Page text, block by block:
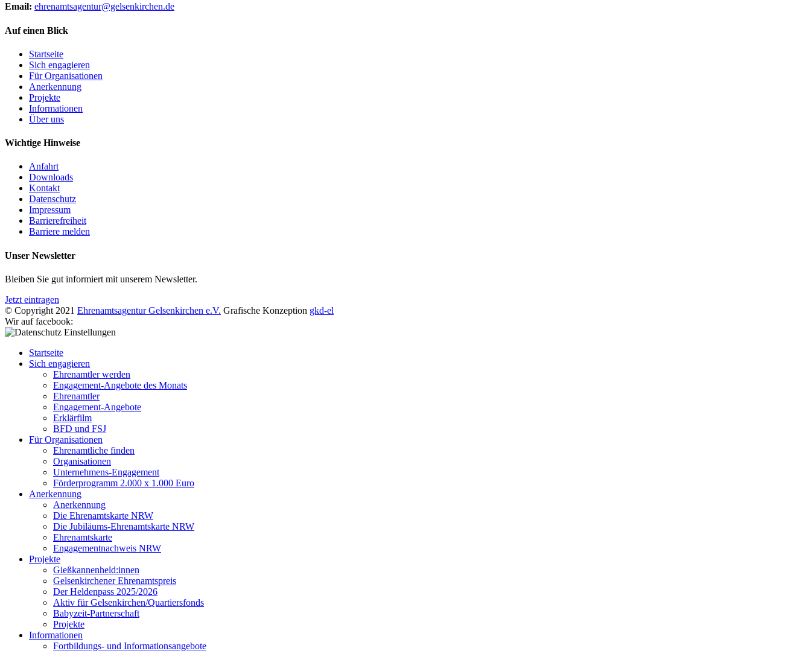
Email: ehrenamtsagentur@gelsenkirchen.de
Auf einen Blick
Startseite
Sich engagieren
Für Organisationen
Anerkennung
Projekte
Informationen
Über uns
Wichtige Hinweise
Anfahrt
Downloads
Kontakt
Datenschutz
Impressum
Barrierefreiheit
Barriere melden
Unser Newsletter
Bleiben Sie gut informiert mit unserem Newsletter.
Jetzt eintragen
© Copyright 2021 Ehrenamtsagentur Gelsenkirchen e.V. Grafische Konzeption gkd-el
Wir auf facebook:
Startseite
Sich engagieren
Ehrenamtler werden
Engagement-Angebote des Monats
Ehrenamtler
Engagement-Angebote
Erklärfilm
BFD und FSJ
Für Organisationen
Ehrenamtliche finden
Organisationen
Unternehmens-Engagement
Förderprogramm 2.000 x 1.000 Euro
Anerkennung
Anerkennung
Die Ehrenamtskarte NRW
Die Jubiläums-Ehrenamtskarte NRW
Ehrenamtskarte
Engagementnachweis NRW
Projekte
Gießkannenheld:innen
Gelsenkirchener Ehrenamtspreis
Der Heldenpass 2025/2026
Aktiv für Gelsenkirchen/Quartiersfonds
Babyzeit-Partnerschaft
Projekte
Informationen
Fortbildungs- und Informationsangebote